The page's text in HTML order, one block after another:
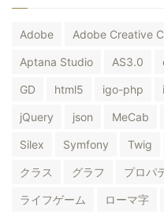
Adobe Adobe Creative
Aptana Studio AS3.0
GD html5 igo-php
jQuery json MeCab
Silex Symfony Twig
クラス グラフ プロパ
ライフゲーム ローマ字